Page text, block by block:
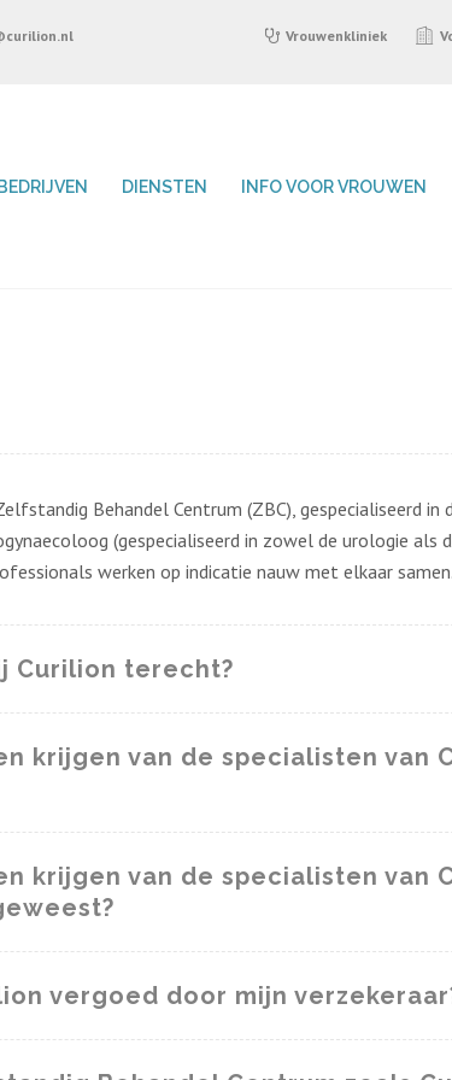
Vrouwenkliniek
DIENSTEN INFO VOOR VROUWEN
Behandel Centrum (ZBC), gespecialiseerd
(gespecialiseerd in zowel de urologie als
werken op indicatie nauw met elkaar samen.
Curilion terecht?
krijgen van de specialisten van
krijgen van de specialisten van
vergoed door mijn